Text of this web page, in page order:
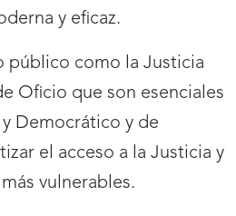
y eficaz.
público como la Justicia
Oficio que son esenciales
Democrático y de
el acceso a la Justicia y
vulnerables.